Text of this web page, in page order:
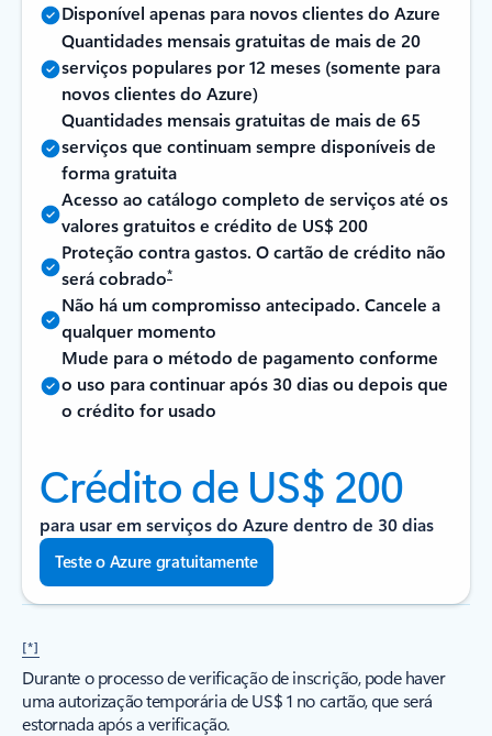
Disponível apenas para novos clientes do Azure
Quantidades mensais gratuitas de mais de 20
serviços populares por 12 meses (somente para
novos clientes do Azure)
Quantidades mensais gratuitas de mais de 65
serviços que continuam sempre disponíveis de
forma gratuita
Acesso ao catálogo completo de serviços até os
valores gratuitos e crédito de US$ 200
Proteção contra gastos. O cartão de crédito não
será cobrado*
Não há um compromisso antecipado. Cancele a
qualquer momento
Mude para o método de pagamento conforme
o uso para continuar após 30 dias ou depois que
o crédito for usado
Crédito de US$ 200
para usar em serviços do Azure dentro de 30 dias
Teste o Azure gratuitamente
[*]
Durante o processo de verificação de inscrição, pode haver
uma autorização temporária de US$ 1 no cartão, que será
estornada após a verificação.